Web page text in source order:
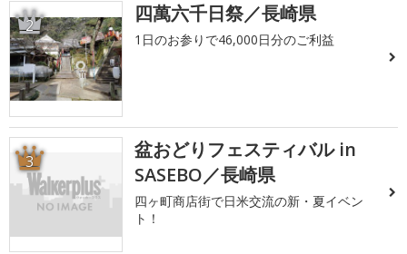
2 四萬六千日祭／長崎県
1日のお参りで46,000日分のご利益
3
盆おどりフェスティバル in
SASEBO／長崎県
四ヶ町商店街で日米交流の新・夏イベン
ト！